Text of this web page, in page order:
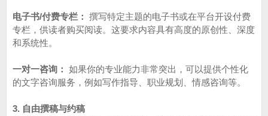
电子书/付费专栏： 撰写特定主题的电子书或在平台开设付费
专栏，供读者购买阅读。这要求内容具有高度的原创性、深度
和系统性。
一对一咨询： 如果你的专业能力非常突出，可以提供个性化
的文字咨询服务，例如写作指导、职业规划、情感咨询等。
3. 自由撰稿与约稿